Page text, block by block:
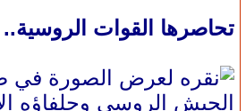
تحاصرها القوات
الجيش الروسي وحلفاؤه